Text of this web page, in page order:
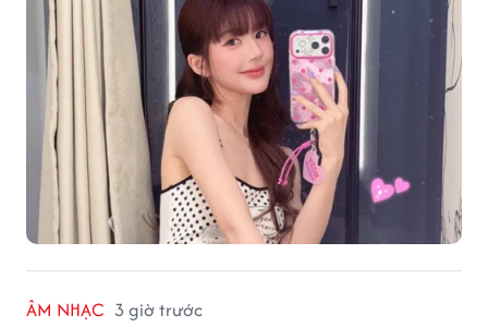
ÂM NHẠC 3 giờ trước